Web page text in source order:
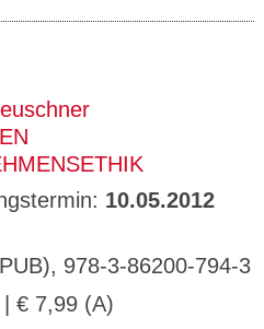
10.05.2012
978-3-86200-794-3
| € 7,99 (A)